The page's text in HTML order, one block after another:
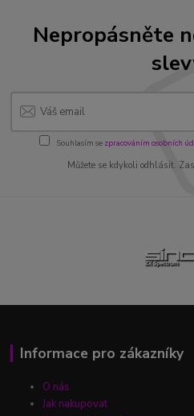
Nepropásněte
Souhlasím se zpracováním osobních
Můžete se kdykoli odhlásit.
Informace pro zákazníky
O nás
Jak nakupovat